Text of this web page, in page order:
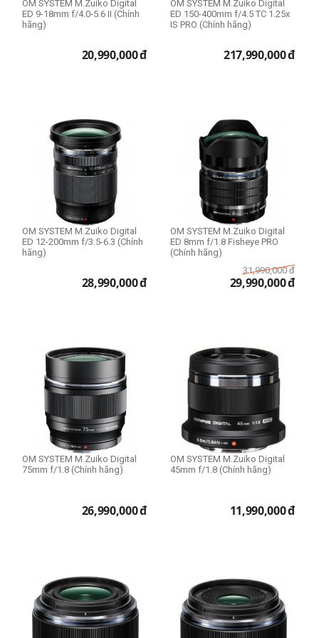
OM SYSTEM M.Zuiko Digital
ED 9-18mm f/4.0-5.6 II (Chính
hãng)
20,990,000đ
OM SYSTEM M.Zuiko Digital
ED 150-400mm f/4.5 TC 1.25x
IS PRO (Chính hãng)
217,990,000đ
OM SYSTEM M.Zuiko Digital
ED 12-200mm f/3.5-6.3 (Chính
hãng)
28,990,000đ
OM SYSTEM M.Zuiko Digital
ED 8mm f/1.8 Fisheye PRO
(Chính hãng)
31,990,000 đ
29,990,000đ
OM SYSTEM M.Zuiko Digital
75mm f/1.8 (Chính hãng)
26,990,000đ
OM SYSTEM M.Zuiko Digital
45mm f/1.8 (Chính hãng)
11,990,000đ